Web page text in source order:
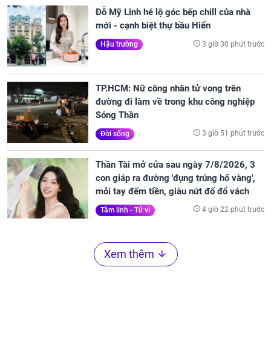
Đỗ Mỹ Linh hé lộ góc bếp chill của nhà
mới - cạnh biệt thự bầu Hiển
Hậu trường 3 giờ 30 phút trước
TP.HCM: Nữ công nhân tử vong trên
đường đi làm về trong khu công nghiệp
Sóng Thần
Đời sống 3 giờ 51 phút trước
Thần Tài mở cửa sau ngày 7/8/2026, 3
con giáp ra đường 'đụng trúng hố vàng',
mỏi tay đếm tiền, giàu nứt đố đổ vách
Tâm linh - Tử vi 4 giờ 22 phút trước
Xem thêm